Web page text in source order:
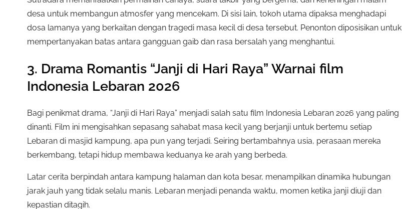
desa untuk membangun atmosfer yang mencekam. Di sisi lain, tokoh utama dipaksa menghadapi
dosa lamanya yang berkaitan dengan tragedi masa kecil di desa tersebut. Penonton diposisikan untuk
mempertanyakan batas antara gangguan gaib dan rasa bersalah yang menghantui.
3. Drama Romantis “Janji di Hari Raya” Warnai film
Indonesia Lebaran 2026
Bagi penikmat drama, “Janji di Hari Raya” menjadi salah satu film Indonesia Lebaran 2026 yang paling
dinanti. Film ini mengisahkan sepasang sahabat masa kecil yang berjanji untuk bertemu setiap
Lebaran di masjid kampung, apa pun yang terjadi. Seiring bertambahnya usia, perasaan mereka
berkembang, tetapi hidup membawa keduanya ke arah yang berbeda.
Latar cerita berpindah antara kampung halaman dan kota besar, menampilkan dinamika hubungan
jarak jauh yang tidak selalu manis. Lebaran menjadi penanda waktu, momen ketika janji diuji dan
kepastian ditagih.